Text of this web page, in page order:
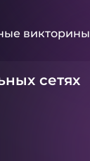
викторины
сетях